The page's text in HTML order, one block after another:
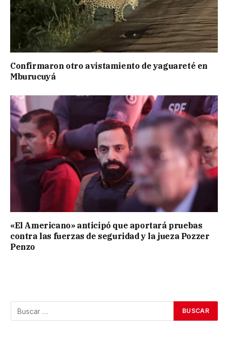
Confirmaron otro avistamiento de yaguareté en
Mburucuyá
«El Americano» anticipó que aportará pruebas
contra las fuerzas de seguridad y la jueza Pozzer
Penzo